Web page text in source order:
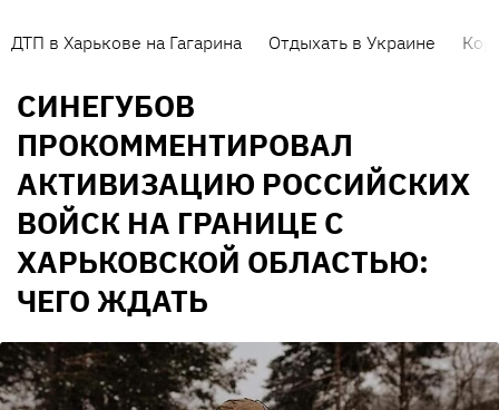
ДТП в Харькове на Гагарина Отдыхать в Украине
СИНЕГУБОВ
ПРОКОММЕНТИРОВАЛ
АКТИВИЗАЦИЮ РОССИЙСКИХ
ВОЙСК НА ГРАНИЦЕ С
ХАРЬКОВСКОЙ ОБЛАСТЬЮ:
ЧЕГО ЖДАТЬ